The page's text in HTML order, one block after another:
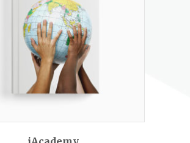
READ MORE